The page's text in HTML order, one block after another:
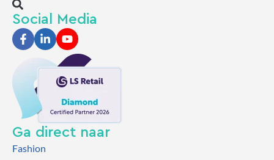
Social Media
Ga direct naar
Fashion